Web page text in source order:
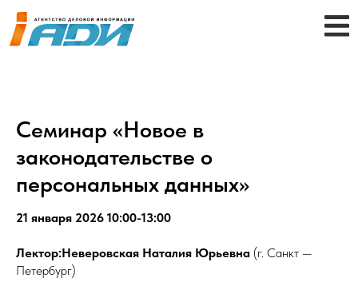
Семинар «Новое в
законодательстве о
персональных данных»
21 января 2026 10:00-13:00
Лектор:Неверовская Наталия Юрьевна (г. Санкт —
Петербург)